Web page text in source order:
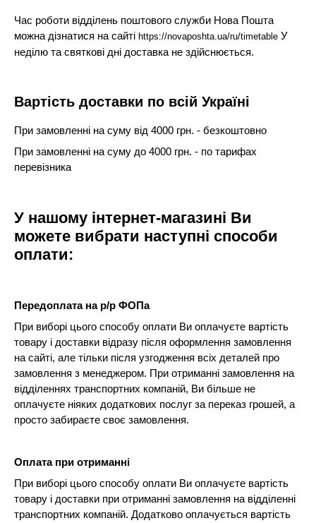
Час роботи відділень поштового служби Нова Пошта
можна дізнатися на сайтіhttps://novaposhta.ua/ru/timetable У
неділю та святкові дні доставка не здійснюється.
Вартість доставки по всій Україні
При замовленні на суму від 4000 грн. - безкоштовно
При замовленні на суму до 4000 грн. - по тарифах
перевізника
У нашому інтернет-магазині Ви
можете вибрати наступні способи
оплати:
Передоплата на р/р ФОПа
При виборі цього способу оплати Ви оплачуєте вартість
товару і доставки відразу після оформлення замовлення
на сайті, але тільки після узгодження всіх деталей про
замовлення з менеджером. При отриманні замовлення на
відділеннях транспортних компаній, Ви більше не
оплачуєте ніяких додаткових послуг за переказ грошей, а
просто забираєте своє замовлення.
Оплата при отриманні
При виборі цього способу оплати Ви оплачуєте вартість
товару і доставки при отриманні замовлення на відділенні
транспортних компаній. Додатково оплачується вартість